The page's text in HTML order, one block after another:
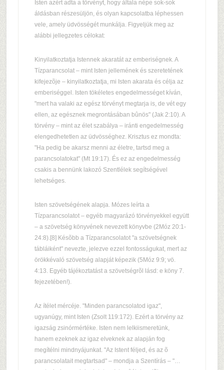
Isten azért adta a törvényt, hogy általa népe sok-sok
áldásban részesüljön, és olyan kapcsolatba léphessen
vele, amely üdvösségét munkálja. Figyeljük meg az
alábbi jellegzetes célokat:
Kinyilatkoztatja Istennek akaratát az emberiségnek. A
Tízparancsolat – mint Isten jellemének és szeretetének
kifejezõje – kinyilatkoztatja, mi Isten akarata és célja az
emberiséggel. Isten tökéletes engedelmességet kíván,
"mert ha valaki az egész törvényt megtarja is, de vét egy
ellen, az egésznek megrontásában bûnös" (Jak 2:10). A
törvény – mint az élet szabálya – iránti engedelmesség
elengedhetetlen az üdvösséghez. Krisztus ez mondta:
"Ha pedig be akarsz menni az életre, tartsd meg a
parancsolatokat" (Mt 19:17). És ez az engedelmesség
csakis a bennünk lakozó Szentlélek segítségével
lehetséges.
Isten szövetségének alapja. Mózes leírta a
Tízparancsolatot – egyéb magyarázó törvényekkel együtt
– a szövetség könyvének nevezett könyvbe (2Móz 20:1-
24:8).[8] Késõbb a Tízparancsolatot "a szövetségnek
tábláiként" nevezte, jelezve ezzel fontosságukat, mert az
örökkévaló szövetség alapját képezik (5Móz 9:9; vö.
4:13. Egyéb tájékoztatást a szövetségrõl lásd: e köny 7.
fejezetében!).
Az ítélet mércéje. "Minden parancsolatod igaz",
ugyanúgy, mint Isten (Zsolt 119:172). Ezért a törvény az
igazság zsinórmértéke. Isten nem lelkiismeretünk,
hanem ezeknek az igaz elveknek az alapján fog
megítélni mindnyájunkat. "Az Istent féljed, és az õ
parancsolatait megtartsad" – mondja a Szentírás – "…